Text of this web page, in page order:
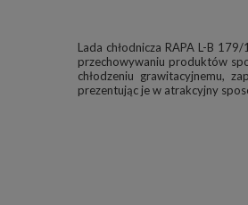
Lada chłodnicza RAPA L-B
przechowywaniu produktów
chłodzeniu grawitacyjnemu,
prezentując je w atrakcyjny